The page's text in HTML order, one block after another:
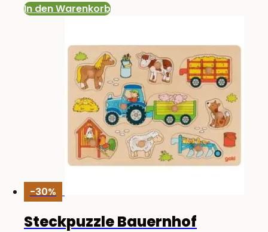
In den Warenkorb
-30%
Steckpuzzle Bauernhof